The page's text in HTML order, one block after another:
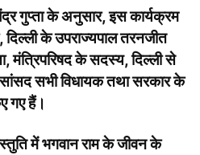
गुप्ता के अनुसार, इस कार्यक्रम
के उपराज्यपाल तरनजीत
मंत्रिपरिषद के सदस्य, दिल्ली से
सभी विधायक तथा सरकार के
गए हैं।
में भगवान राम के जीवन के